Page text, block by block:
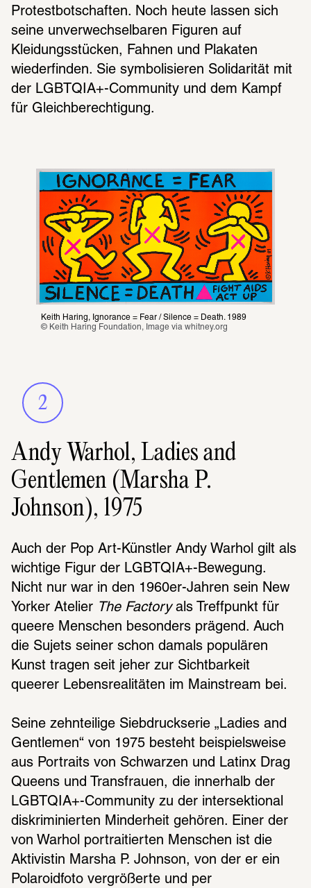
Protestbotschaften. Noch heute lassen sich
seine unverwechselbaren Figuren auf
Kleidungsstücken, Fahnen und Plakaten
wiederfinden. Sie symbolisieren Solidarität mit
der LGBTQIA+-Community und dem Kampf
für Gleichberechtigung.
Keith Haring, Ignorance = Fear / Silence = Death. 1989
© Keith Haring Foundation, Image via whitney.org
2
Andy Warhol, Ladies and
Gentlemen (Marsha P.
Johnson), 1975
Auch der Pop Art-Künstler Andy Warhol gilt als
wichtige Figur der LGBTQIA+-Bewegung.
Nicht nur war in den 1960er-Jahren sein New
Yorker Atelier
The Factory als Treffpunkt für
queere Menschen besonders prägend. Auch
die Sujets seiner schon damals populären
Kunst tragen seit jeher zur Sichtbarkeit
queerer Lebensrealitäten im Mainstream bei.
Seine zehnteilige Siebdruckserie „Ladies and
Gentlemen“ von 1975 besteht beispielsweise
aus Portraits von Schwarzen und Latinx Drag
Queens und Transfrauen, die innerhalb der
LGBTQIA+-Community zu der intersektional
diskriminierten Minderheit gehören. Einer der
von Warhol portraitierten Menschen ist die
Aktivistin Marsha P. Johnson, von der er ein
Polaroidfoto vergrößerte und per